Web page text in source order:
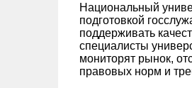
Национальный
подготовкой
поддерживать
специалисты
мониторят рынок,
правовых норм и